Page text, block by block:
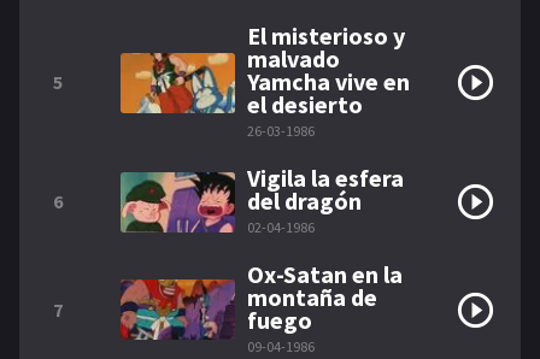
5
El misterioso y
malvado
Yamcha vive en
el desierto
26-03-1986
6
Vigila la esfera
del dragón
02-04-1986
7
Ox-Satan en la
montaña de
fuego
09-04-1986